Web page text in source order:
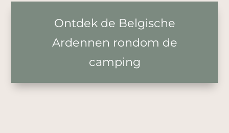
Ontdek de Belgische
Ardennen rondom de
camping